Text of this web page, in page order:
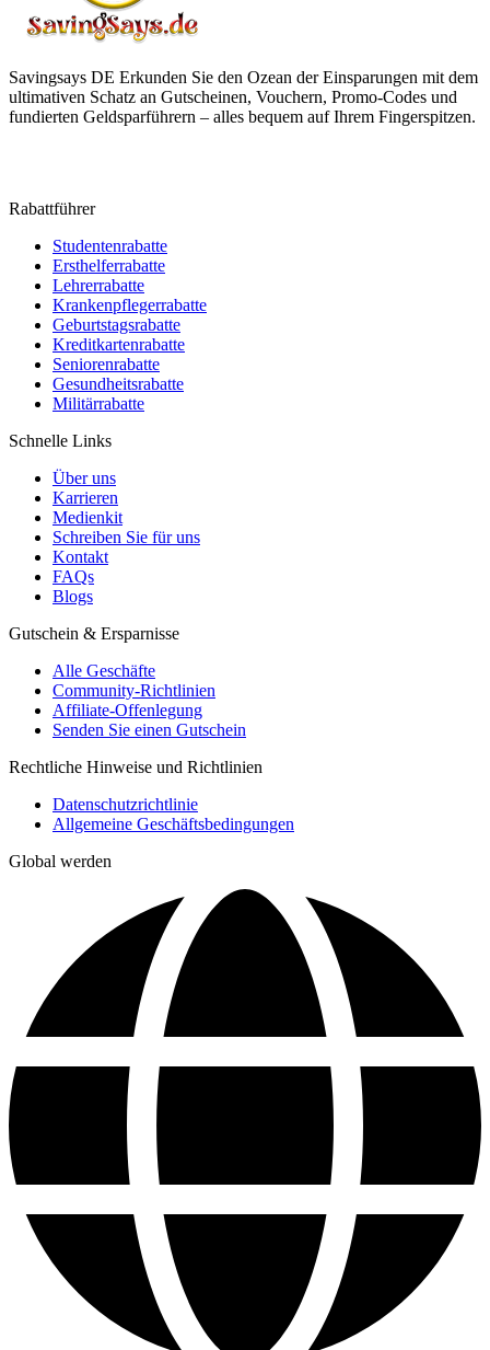
Savingsays DE Erkunden Sie den Ozean der Einsparungen mit dem
ultimativen Schatz an Gutscheinen, Vouchern, Promo-Codes und
fundierten Geldsparführern – alles bequem auf Ihrem Fingerspitzen.
Rabattführer
Studentenrabatte
Ersthelferrabatte
Lehrerrabatte
Krankenpflegerrabatte
Geburtstagsrabatte
Kreditkartenrabatte
Seniorenrabatte
Gesundheitsrabatte
Militärrabatte
Schnelle Links
Über uns
Karrieren
Medienkit
Schreiben Sie für uns
Kontakt
FAQs
Blogs
Gutschein & Ersparnisse
Alle Geschäfte
Community-Richtlinien
Affiliate-Offenlegung
Senden Sie einen Gutschein
Rechtliche Hinweise und Richtlinien
Datenschutzrichtlinie
Allgemeine Geschäftsbedingungen
Global werden